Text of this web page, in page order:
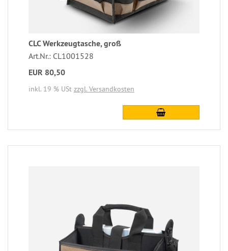
CLC Werkzeugtasche, groß
Art.Nr.: CL1001528
EUR 80,50
inkl. 19 % USt zzgl. Versandkosten